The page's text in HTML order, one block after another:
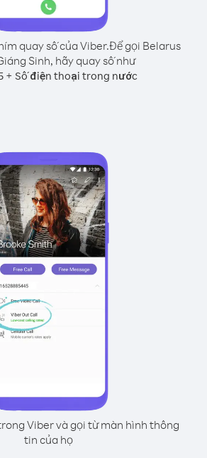
quay số của Viber.Để gọi Belarus
Sinh, hãy quay số như
+ Số điện thoại trong nước
Viber và gọi từ màn hình thông
tin của họ